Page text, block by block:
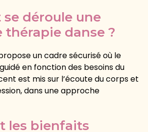
déroule une
thérapie danse ?
un cadre sécurisé où le
en fonction des besoins du
est mis sur l’écoute du corps et
dans une approche
les bienfaits